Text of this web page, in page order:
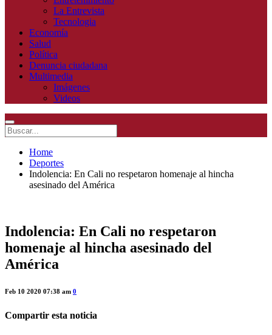
La Entrevista
Tecnologia
Economía
Salud
Política
Denuncia ciudadana
Multimedia
Imágenes
Videos
Home
Deportes
Indolencia: En Cali no respetaron homenaje al hincha
asesinado del América
Indolencia: En Cali no respetaron
homenaje al hincha asesinado del
América
Feb 10 2020 07:38 am 0
Compartir esta noticia